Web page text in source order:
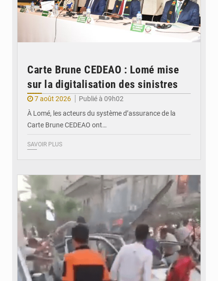
Carte Brune CEDEAO : Lomé mise
sur la digitalisation des sinistres
7 août 2026
Publié à 09h02
À Lomé, les acteurs du système d’assurance de la
Carte Brune CEDEAO ont…
SAVOIR PLUS